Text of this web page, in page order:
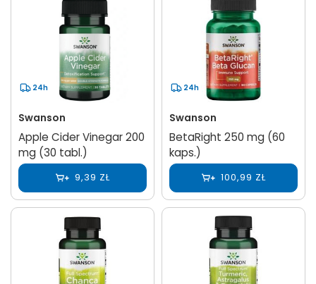
24h
Swanson
Apple Cider Vinegar 200
mg (30 tabl.)
9,39 ZŁ
24h
Swanson
BetaRight 250 mg (60
kaps.)
100,99 ZŁ